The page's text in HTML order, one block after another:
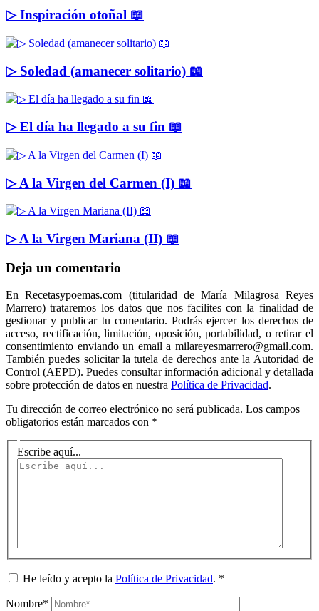
▷ Inspiración otoñal 📖
▷ Soledad (amanecer solitario) 📖
▷ El día ha llegado a su fin 📖
▷ A la Virgen del Carmen (I) 📖
▷ A la Virgen Mariana (II) 📖
Deja un comentario
En Recetasypoemas.com (titularidad de María Milagrosa Reyes
Marrero) trataremos los datos que nos facilites con la finalidad de
gestionar y publicar tu comentario. Podrás ejercer los derechos de
acceso, rectificación, limitación, oposición, portabilidad, o retirar el
consentimiento enviando un email a milareyesmarrero@gmail.com.
También puedes solicitar la tutela de derechos ante la Autoridad de
Control (AEPD). Puedes consultar información adicional y detallada
sobre protección de datos en nuestra Política de Privacidad.
Tu dirección de correo electrónico no será publicada. Los campos
obligatorios están marcados con *
Escribe aquí...
He leído y acepto la Política de Privacidad. *
Nombre*